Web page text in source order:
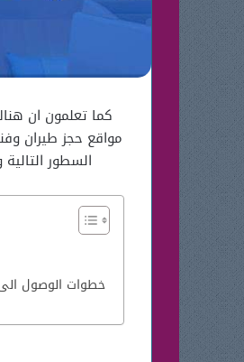
كما تعلمون ان
مواقع حجز طيران
السطور
خطوات الوصول